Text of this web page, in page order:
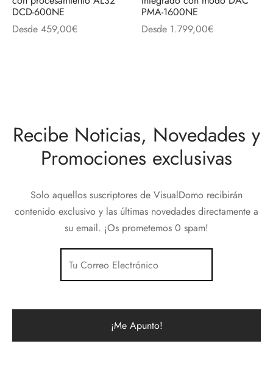
DCD-600NE
Desde 459,00€
PMA-1600NE
Desde 1.799,00€
Recibe Noticias, Novedades y
Promociones exclusivas
Solo aquellos suscriptores de VisualDomo recibirán
contenido exclusivo y las últimas novedades directamente a
su email. ¡Os prometemos 0 spam!
Equipos de Sonido
en Informática